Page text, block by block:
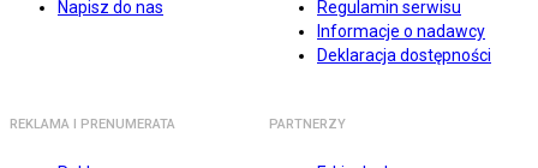
Napisz do nas
Regulamin serwisu
Informacje o nadawcy
Deklaracja dostępności
REKLAMA I PRENUMERATA PARTNERZY